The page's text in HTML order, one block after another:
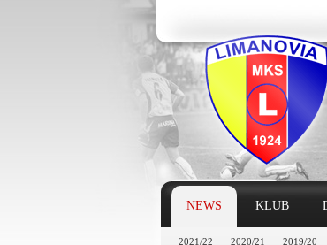
NEWS
2021/22 2020/21 2019/20
KLUB